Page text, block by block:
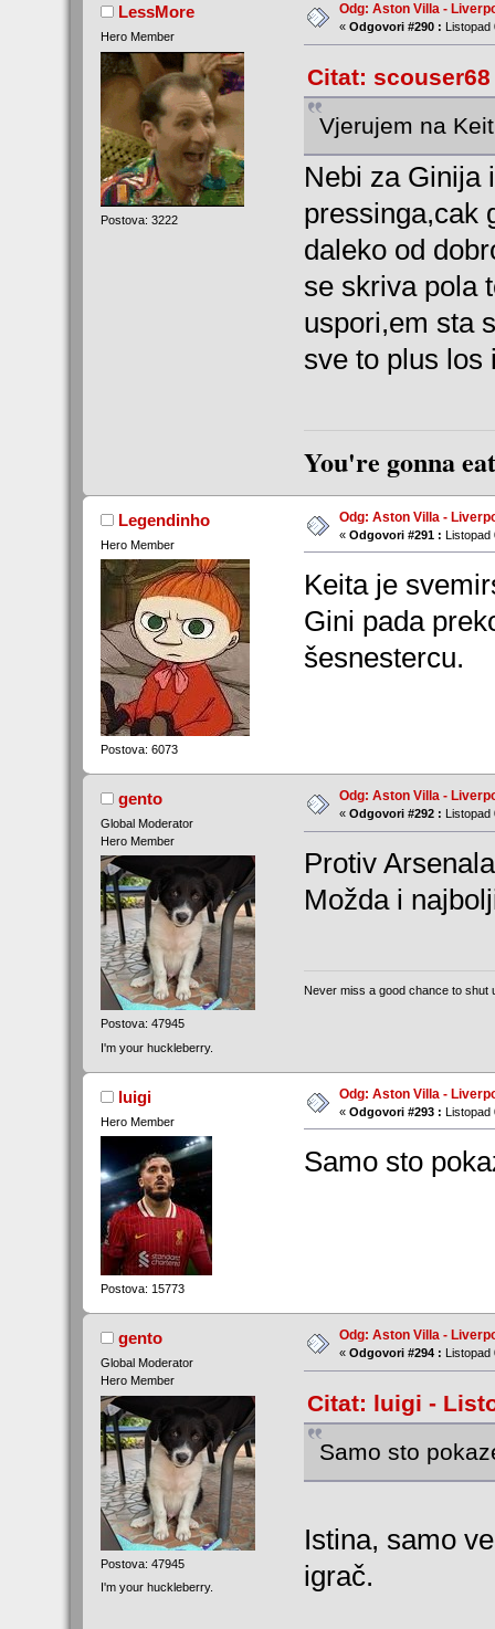
LessMore
Hero Member
Postova: 3222
Odg: Aston Villa -
« Odgovori #290 :
Citat:
Vjerujem na
Nebi za Ginija
pressinga,cak
daleko od
se skriva pola
uspori,em sta
sve to plus los
You're gonna
Legendinho
Hero Member
Postova: 6073
Odg: Aston Villa -
« Odgovori #291 : Listopad
Keita je
Gini pada
šesnestercu.
gento
Global Moderator
Hero Member
Postova: 47945
I'm your huckleberry.
Odg: Aston Villa -
« Odgovori #292 : Listopad
Protiv
Možda i
Never miss a good chance to shut
luigi
Hero Member
Postova: 15773
Odg: Aston Villa -
« Odgovori #293 : Listopad
Samo sto
gento
Global Moderator
Hero Member
Postova: 47945
I'm your huckleberry.
Odg: Aston Villa -
« Odgovori #294 :
Citat: luigi -
Samo sto
Istina, samo
igrač.